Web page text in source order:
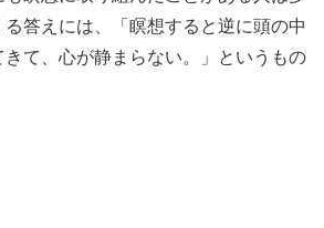
る答えには、「瞑想すると逆に頭の中
て、心が静まらない。」というもの